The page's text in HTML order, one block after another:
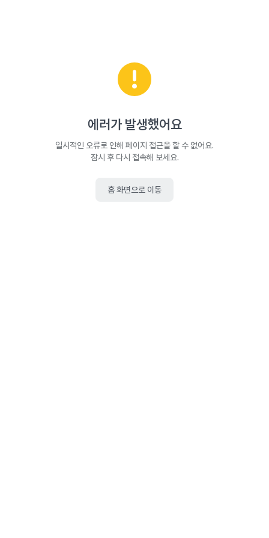
에러가 발생했어요
일시적인 오류로 인해 페이지 접근을 할 수 없어요.
잠시 후 다시 접속해 보세요.
홈 화면으로 이동